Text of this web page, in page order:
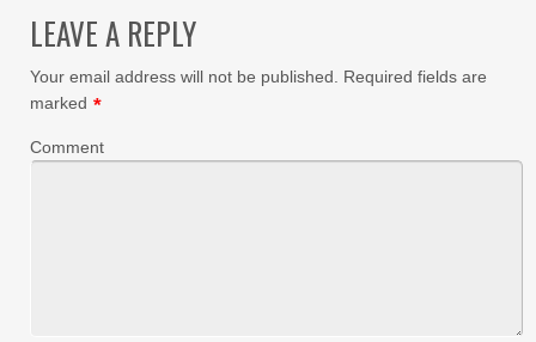
LEAVE A REPLY
Your email address will not be published.
Required fields are
marked *
Comment